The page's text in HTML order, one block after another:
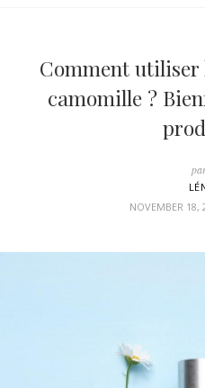
Comment utiliser
camomille ?
NOVEMBER 18,